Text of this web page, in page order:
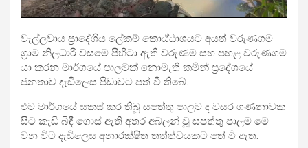
වැල්ලවාය ප්‍රාදේශීය ලේකම් කොඨ්ඨාශයට අයත් වරුණගම
ග්‍රාම නිලධාරී වසමේ පිහිටා ඇති වරුණම සහ පහළ වරුණගම
යා කරන මාර්ගයේ පාලමක් නොමැති කමින් ප්‍රදේශයේ
ජනතාව දැඩිලෙස පීඩාවට පත් වී තිබේ.
එම මාර්ගයේ සකස් කර තිබූ සපත්තු පාලම ද වසර ගණනාවක
සිට කැඩි බිඳී ගොස් ඇති අතර අබලන් වූ සපත්තු පාලම මේ
වන විට දැඩිලෙස අනාරක්ෂිත තත්ත්වයකට පත් වි ඇත.